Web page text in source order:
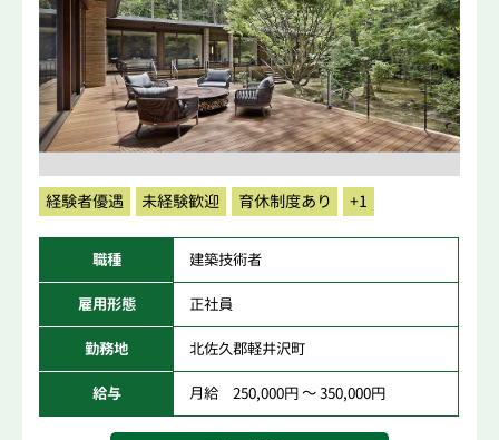
経験者優遇 未経験歓迎 育休制度あり +1
職種 建築技術者
雇用形態 正社員
勤務地 北佐久郡軽井沢町
給与 月給 250,000円 ～ 350,000円